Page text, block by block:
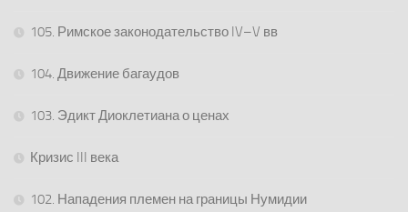
105. Римское законодательство IV–V вв
104. Движение багаудов
103. Эдикт Диоклетиана о ценах
Кризис III века
102. Нападения племен на границы Нумидии